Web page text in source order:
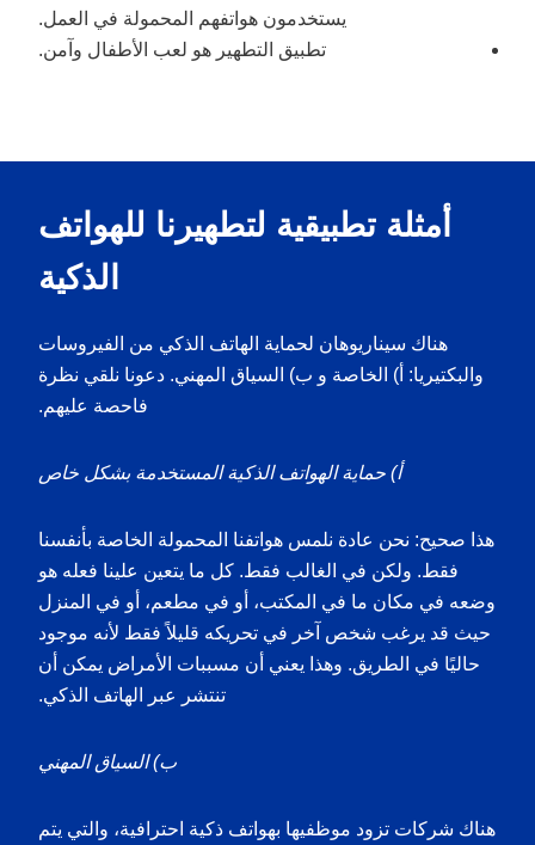
يستخدمون هواتفهم المحمولة في العمل.
تطبيق التطهير هو لعب الأطفال وآمن.
أمثلة تطبيقية لتطهيرنا للهواتف
الذكية
هناك سيناريوهان لحماية الهاتف الذكي من الفيروسات
والبكتيريا: أ) الخاصة و ب) السياق المهني. دعونا نلقي نظرة
فاحصة عليهم.
أ) حماية الهواتف الذكية المستخدمة بشكل خاص
هذا صحيح: نحن عادة نلمس هواتفنا المحمولة الخاصة بأنفسنا
فقط. ولكن في الغالب فقط. كل ما يتعين علينا فعله هو
وضعه في مكان ما في المكتب، أو في مطعم، أو في المنزل
حيث قد يرغب شخص آخر في تحريكه قليلاً فقط لأنه موجود
حاليًا في الطريق. وهذا يعني أن مسببات الأمراض يمكن أن
تنتشر عبر الهاتف الذكي.
ب) السياق المهني
هناك شركات تزود موظفيها بهواتف ذكية احترافية، والتي يتم